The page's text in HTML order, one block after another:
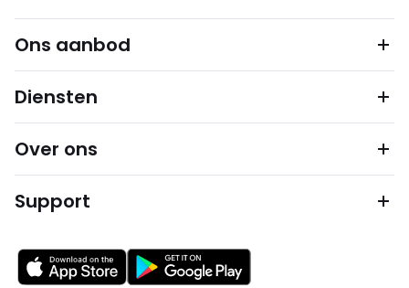
Ons aanbod
Diensten
Over ons
Support